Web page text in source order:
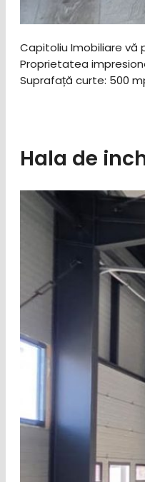
Capitoliu Imobiliare vă
Proprietatea
Suprafață curte: 500
Hala de